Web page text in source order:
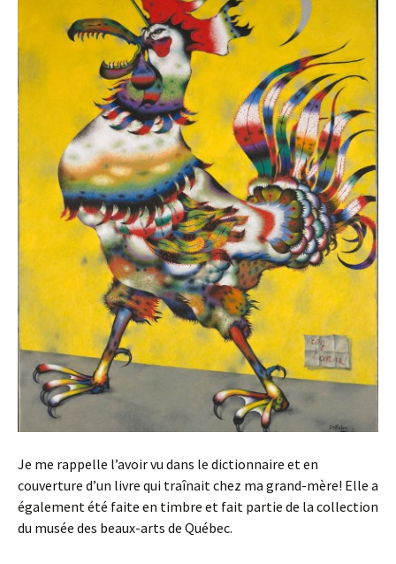
Je me rappelle l’avoir vu dans le dictionnaire et en
couverture d’un livre qui traînait chez ma grand-mère! Elle a
également été faite en timbre et fait partie de la collection
du musée des beaux-arts de Québec.